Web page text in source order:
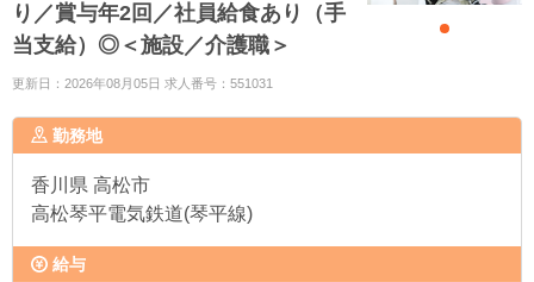
り／賞与年2回／社員給食あり（手
当支給）◎＜施設／介護職＞
更新日：2026年08月05日 求人番号：551031
勤務地
香川県 高松市
高松琴平電気鉄道(琴平線)
給与